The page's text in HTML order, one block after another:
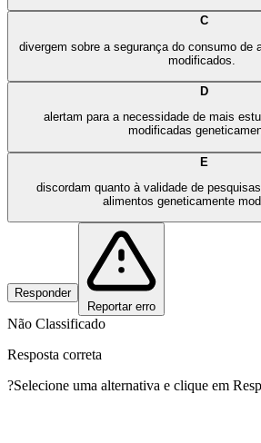
C
divergem sobre a segurança do consumo de
modificados.
D
alertam para a necessidade de mais
modificadas
E
discordam quanto à validade de
alimentos geneticamente
Responder
Reportar erro
Não Classificado
Resposta correta
?Selecione uma alternativa e clique em